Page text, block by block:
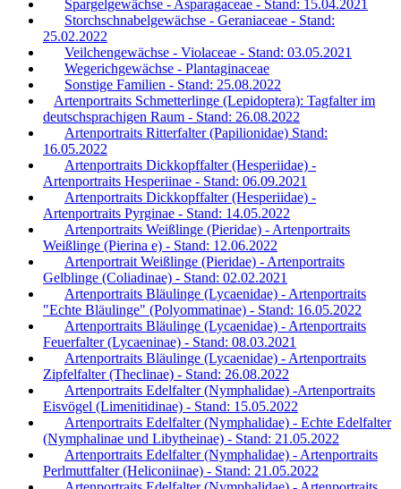
Spargelgewächse - Asparagaceae - Stand: 15.04.2021
Storchschnabelgewächse - Geraniaceae - Stand:
25.02.2022
Veilchengewächse - Violaceae - Stand: 03.05.2021
Wegerichgewächse - Plantaginaceae
Sonstige Familien - Stand: 25.08.2022
Artenportraits Schmetterlinge (Lepidoptera): Tagfalter im
deutschsprachigen Raum - Stand: 26.08.2022
Artenportraits Ritterfalter (Papilionidae) Stand:
16.05.2022
Artenportraits Dickkopffalter (Hesperiidae) -
Artenportraits Hesperiinae - Stand: 06.09.2021
Artenportraits Dickkopffalter (Hesperiidae) -
Artenportraits Pyrginae - Stand: 14.05.2022
Artenportraits Weißlinge (Pieridae) - Artenportraits
Weißlinge (Pierina e) - Stand: 12.06.2022
Artenportrait Weißlinge (Pieridae) - Artenportraits
Gelblinge (Coliadinae) - Stand: 02.02.2021
Artenportraits Bläulinge (Lycaenidae) - Artenportraits
"Echte Bläulinge" (Polyommatinae) - Stand: 16.05.2022
Artenportraits Bläulinge (Lycaenidae) - Artenportraits
Feuerfalter (Lycaeninae) - Stand: 08.03.2021
Artenportraits Bläulinge (Lycaenidae) - Artenportraits
Zipfelfalter (Theclinae) - Stand: 26.08.2022
Artenportraits Edelfalter (Nymphalidae) -Artenportraits
Eisvögel (Limenitidinae) - Stand: 15.05.2022
Artenportraits Edelfalter (Nymphalidae) - Echte Edelfalter
(Nymphalinae und Libytheinae) - Stand: 21.05.2022
Artenportraits Edelfalter (Nymphalidae) - Artenportraits
Perlmuttfalter (Heliconiinae) - Stand: 21.05.2022